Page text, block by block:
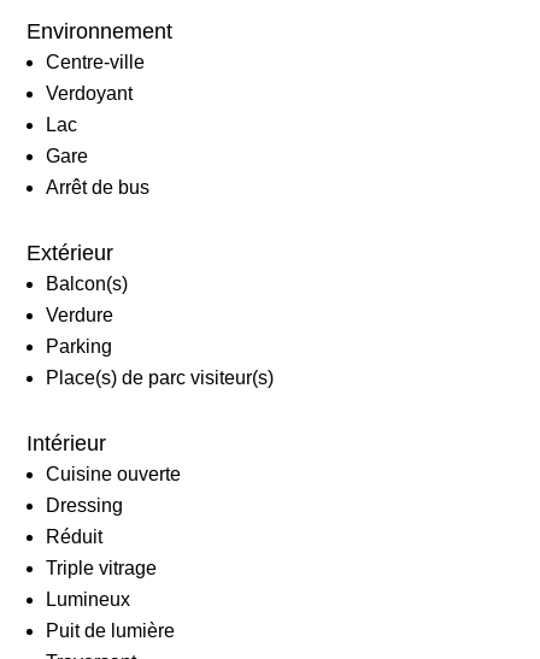
Environnement
Centre-ville
Verdoyant
Lac
Gare
Arrêt de bus
Extérieur
Balcon(s)
Verdure
Parking
Place(s) de parc visiteur(s)
Intérieur
Cuisine ouverte
Dressing
Réduit
Triple vitrage
Lumineux
Puit de lumière